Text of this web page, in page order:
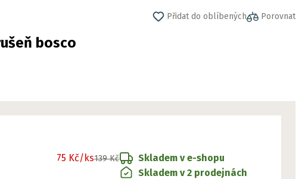
Přidat do oblíbených Porovnat
bosco
75 Kč/ks139 Kč
Skladem v e-shopu
Skladem v 2 prodejnách